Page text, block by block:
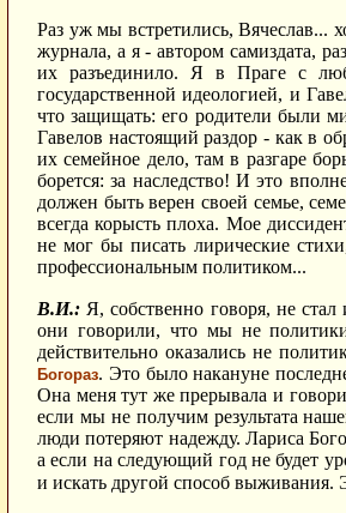
Раз уж мы встретились, Вячеслав...
журнала, а я - автором самиздата,
их разъединило. Я в Праге с
государственной идеологией, и
что защищать: его родители были
Гавелов настоящий раздор - как в
их семейное дело, там в разгаре
борется: за наследство! И это
должен быть верен своей семье,
всегда корысть плоха. Мое
не мог бы писать лирические
профессиональным политиком...
В.И.: Я, собственно говоря, не
они говорили, что мы не
действительно оказались не
Богораз. Это было накануне
Она меня тут же прерывала и
если мы не получим результата
люди потеряют надежду. Лариса
а если на следующий год не будет
и искать другой способ выживания.